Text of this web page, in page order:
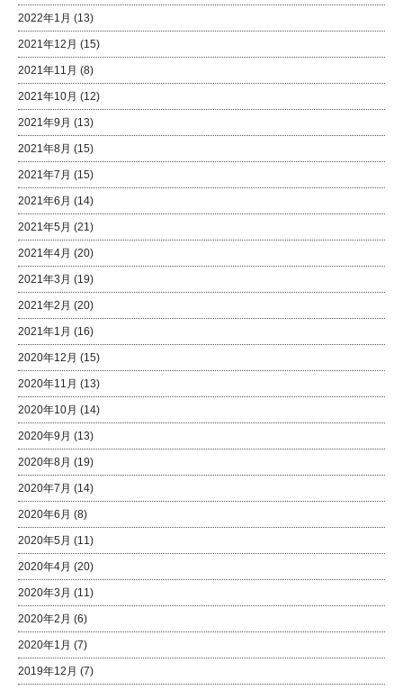
2022年1月 (13)
2021年12月 (15)
2021年11月 (8)
2021年10月 (12)
2021年9月 (13)
2021年8月 (15)
2021年7月 (15)
2021年6月 (14)
2021年5月 (21)
2021年4月 (20)
2021年3月 (19)
2021年2月 (20)
2021年1月 (16)
2020年12月 (15)
2020年11月 (13)
2020年10月 (14)
2020年9月 (13)
2020年8月 (19)
2020年7月 (14)
2020年6月 (8)
2020年5月 (11)
2020年4月 (20)
2020年3月 (11)
2020年2月 (6)
2020年1月 (7)
2019年12月 (7)